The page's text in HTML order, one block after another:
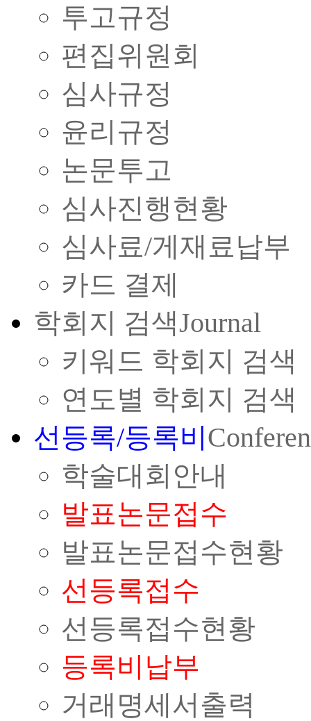
투고규정
편집위원회
심사규정
윤리규정
논문투고
심사진행현황
심사료/게재료납부
카드 결제
학회지 검색Journal
키워드 학회지 검색
연도별 학회지 검색
선등록/등록비
학술대회안내
발표논문접수
발표논문접수현황
선등록접수
선등록접수현황
등록비납부
거래명세서출력